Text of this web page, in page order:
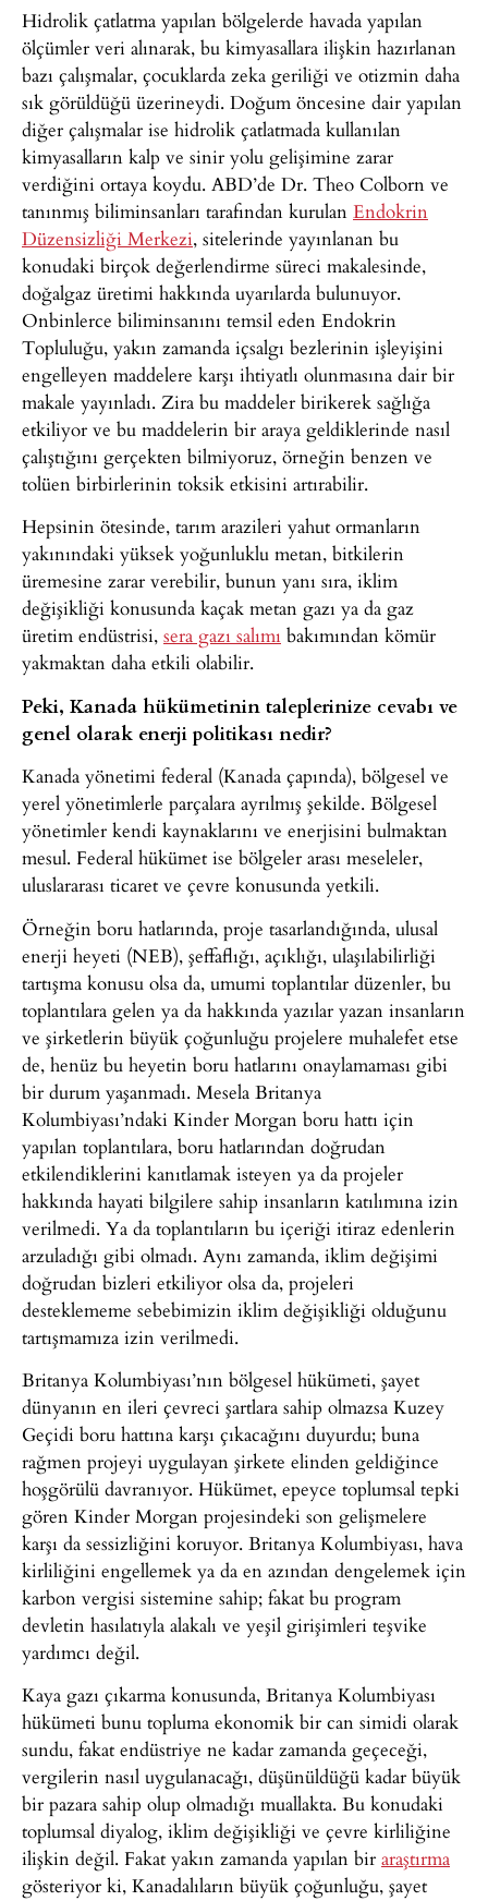
Hidrolik çatlatma yapılan bölgelerde havada yapılan
ölçümler veri alınarak, bu kimyasallara ilişkin hazırlanan
bazı çalışmalar, çocuklarda zeka geriliği ve otizmin daha
sık görüldüğü üzerineydi. Doğum öncesine dair yapılan
diğer çalışmalar ise hidrolik çatlatmada kullanılan
kimyasalların kalp ve sinir yolu gelişimine zarar
verdiğini ortaya koydu. ABD’de Dr. Theo Colborn ve
tanınmış biliminsanları tarafından kurulan Endokrin
Düzensizliği Merkezi, sitelerinde yayınlanan bu
konudaki birçok değerlendirme süreci makalesinde,
doğalgaz üretimi hakkında uyarılarda bulunuyor.
Onbinlerce biliminsanını temsil eden Endokrin
Topluluğu, yakın zamanda içsalgı bezlerinin işleyişini
engelleyen maddelere karşı ihtiyatlı olunmasına dair bir
makale yayınladı. Zira bu maddeler birikerek sağlığa
etkiliyor ve bu maddelerin bir araya geldiklerinde nasıl
çalıştığını gerçekten bilmiyoruz, örneğin benzen ve
tolüen birbirlerinin toksik etkisini artırabilir.
Hepsinin ötesinde, tarım arazileri yahut ormanların
yakınındaki yüksek yoğunluklu metan, bitkilerin
üremesine zarar verebilir, bunun yanı sıra, iklim
değişikliği konusunda kaçak metan gazı ya da gaz
üretim endüstrisi, sera gazı salımı bakımından kömür
yakmaktan daha etkili olabilir.
Peki, Kanada hükümetinin taleplerinize cevabı ve
genel olarak enerji politikası nedir?
Kanada yönetimi federal (Kanada çapında), bölgesel ve
yerel yönetimlerle parçalara ayrılmış şekilde. Bölgesel
yönetimler kendi kaynaklarını ve enerjisini bulmaktan
mesul. Federal hükümet ise bölgeler arası meseleler,
uluslararası ticaret ve çevre konusunda yetkili.
Örneğin boru hatlarında, proje tasarlandığında, ulusal
enerji heyeti (NEB), şeffaflığı, açıklığı, ulaşılabilirliği
tartışma konusu olsa da, umumi toplantılar düzenler, bu
toplantılara gelen ya da hakkında yazılar yazan insanların
ve şirketlerin büyük çoğunluğu projelere muhalefet etse
de, henüz bu heyetin boru hatlarını onaylamaması gibi
bir durum yaşanmadı. Mesela Britanya
Kolumbiyası’ndaki Kinder Morgan boru hattı için
yapılan toplantılara, boru hatlarından doğrudan
etkilendiklerini kanıtlamak isteyen ya da projeler
hakkında hayati bilgilere sahip insanların katılımına izin
verilmedi. Ya da toplantıların bu içeriği itiraz edenlerin
arzuladığı gibi olmadı. Aynı zamanda, iklim değişimi
doğrudan bizleri etkiliyor olsa da, projeleri
desteklememe sebebimizin iklim değişikliği olduğunu
tartışmamıza izin verilmedi.
Britanya Kolumbiyası’nın bölgesel hükümeti, şayet
dünyanın en ileri çevreci şartlara sahip olmazsa Kuzey
Geçidi boru hattına karşı çıkacağını duyurdu; buna
rağmen projeyi uygulayan şirkete elinden geldiğince
hoşgörülü davranıyor. Hükümet, epeyce toplumsal tepki
gören Kinder Morgan projesindeki son gelişmelere
karşı da sessizliğini koruyor. Britanya Kolumbiyası, hava
kirliliğini engellemek ya da en azından dengelemek için
karbon vergisi sistemine sahip; fakat bu program
devletin hasılatıyla alakalı ve yeşil girişimleri teşvike
yardımcı değil.
Kaya gazı çıkarma konusunda, Britanya Kolumbiyası
hükümeti bunu topluma ekonomik bir can simidi olarak
sundu, fakat endüstriye ne kadar zamanda geçeceği,
vergilerin nasıl uygulanacağı, düşünüldüğü kadar büyük
bir pazara sahip olup olmadığı muallakta. Bu konudaki
toplumsal diyalog, iklim değişikliği ve çevre kirliliğine
ilişkin değil. Fakat yakın zamanda yapılan bir araştırma
gösteriyor ki, Kanadalıların büyük çoğunluğu, şayet